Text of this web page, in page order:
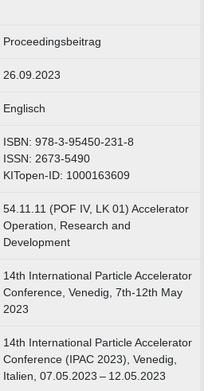
Proceedingsbeitrag
26.09.2023
Englisch
ISBN: 978-3-95450-231-8
ISSN: 2673-5490
KITopen-ID: 1000163609
54.11.11 (POF IV, LK 01) Accelerator
Operation, Research and
Development
14th International Particle Accelerator
Conference, Venedig, 7th-12th May
2023
14th International Particle Accelerator
Conference (IPAC 2023), Venedig,
Italien, 07.05.2023 – 12.05.2023